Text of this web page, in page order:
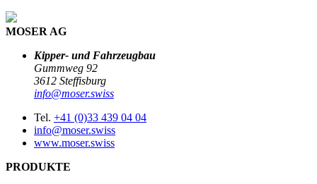
MOSER AG
Kipper- und Fahrzeugbau
Gummweg 92
3612 Steffisburg
info@moser.swiss
Tel. +41 (0)33 439 04 04
info@moser.swiss
www.moser.swiss
PRODUKTE